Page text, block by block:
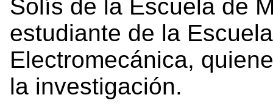
Solís de la Escuela de
estudiante de la
Electromecánica,
la investigación.